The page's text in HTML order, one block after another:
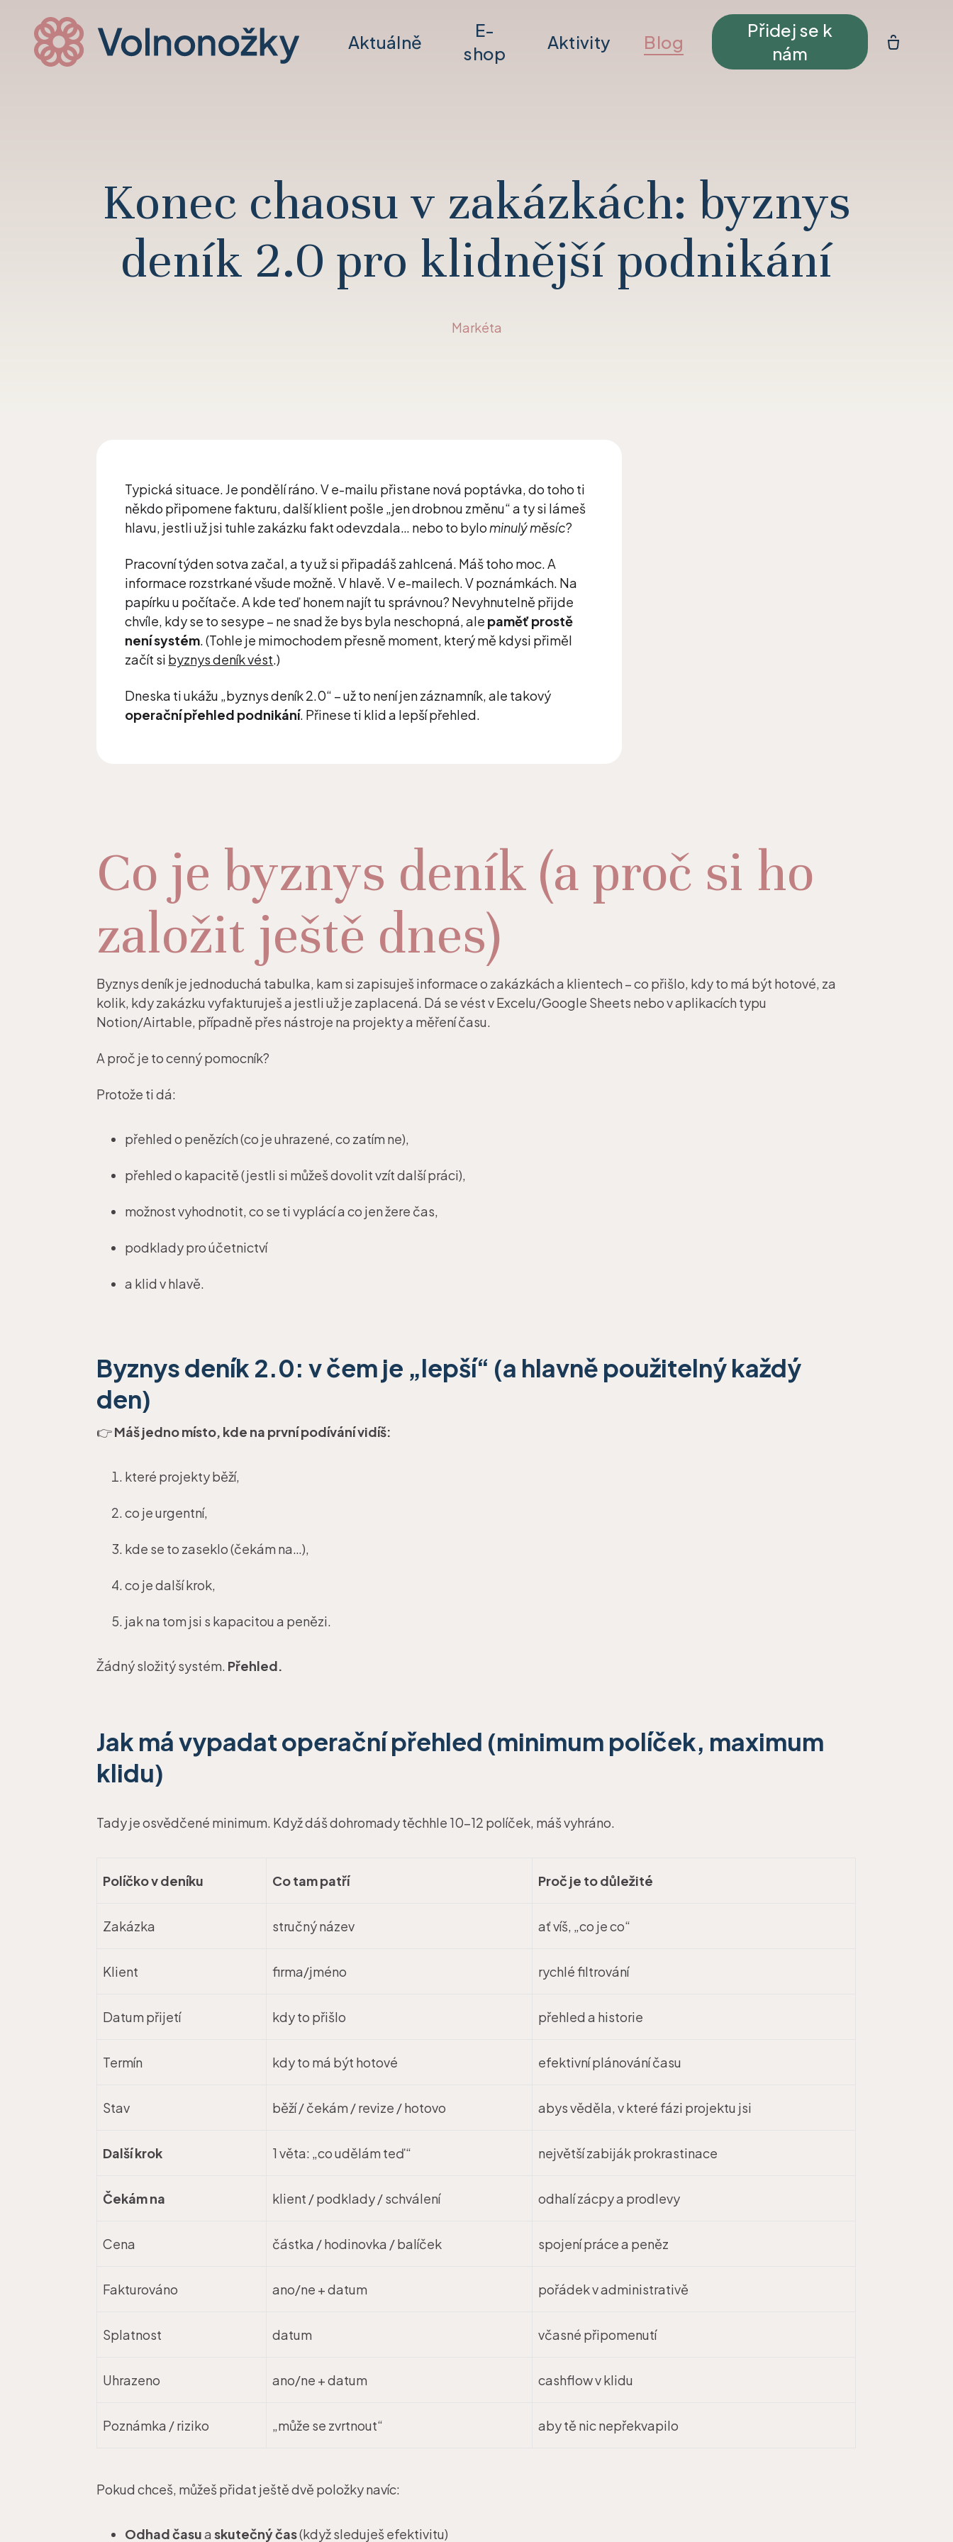
Aktuálně
E-
shop
Aktivity Blog
Přidej se k
nám
Konec chaosu v zakázkách: byznys
deník 2.0 pro klidnější podnikání
Markéta
Typická situace. Je pondělí ráno. V e-mailu přistane nová poptávka, do toho ti
někdo připomene fakturu, další klient pošle „jen drobnou změnu“ a ty si lámeš
hlavu, jestli už jsi tuhle zakázku fakt odevzdala… nebo to bylo minulý měsíc?
Pracovní týden sotva začal, a ty už si připadáš zahlcená. Máš toho moc. A
informace rozstrkané všude možně. V hlavě. V e-mailech. V poznámkách. Na
papírku u počítače. A kde teď honem najít tu správnou? Nevyhnutelně přijde
chvíle, kdy se to sesype – ne snad že bys byla neschopná, ale paměť prostě
není systém. (Tohle je mimochodem přesně moment, který mě kdysi přiměl
začít si byznys deník vést.)
Dneska ti ukážu „byznys deník 2.0“ – už to není jen záznamník, ale takový
operační přehled podnikání. Přinese ti klid a lepší přehled.
Co je byznys deník (a proč si ho
založit ještě dnes)
Byznys deník je jednoduchá tabulka, kam si zapisuješ informace o zakázkách a klientech – co přišlo, kdy to má být hotové, za
kolik, kdy zakázku vyfakturuješ a jestli už je zaplacená. Dá se vést v Excelu/Google Sheets nebo v aplikacích typu
Notion/Airtable, případně přes nástroje na projekty a měření času.
A proč je to cenný pomocník?
Protože ti dá:
přehled o penězích (co je uhrazené, co zatím ne),
přehled o kapacitě (jestli si můžeš dovolit vzít další práci),
možnost vyhodnotit, co se ti vyplácí a co jen žere čas,
podklady pro účetnictví
a klid v hlavě.
Byznys deník 2.0: v čem je „lepší“ (a hlavně použitelný každý
den)
👉Máš jedno místo, kde na první podívání vidíš:
které projekty běží,
co je urgentní,
kde se to zaseklo (čekám na…),
co je další krok,
jak na tom jsi s kapacitou a penězi.
Žádný složitý systém. Přehled.
Jak má vypadat operační přehled (minimum políček, maximum
klidu)
Tady je osvědčené minimum. Když dáš dohromady těchhle 10–12 políček, máš vyhráno.
Políčko v deníku Co tam patří Proč je to důležité
Zakázka stručný název ať víš, „co je co“
Klient firma/jméno rychlé filtrování
Datum přijetí kdy to přišlo přehled a historie
Termín kdy to má být hotové efektivní plánování času
Stav běží / čekám / revize / hotovo abys věděla, v které fázi projektu jsi
Další krok 1 věta: „co udělám teď“ největší zabiják prokrastinace
Čekám na klient / podklady / schválení odhalí zácpy a prodlevy
Cena částka / hodinovka / balíček spojení práce a peněz
Fakturováno ano/ne + datum pořádek v administrativě
Splatnost datum včasné připomenutí
Uhrazeno ano/ne + datum cashflow v klidu
Poznámka / riziko „může se zvrtnout“ aby tě nic nepřekvapilo
Pokud chceš, můžeš přidat ještě dvě položky navíc:
Odhad časuaskutečný čas(když sleduješ efektivitu)